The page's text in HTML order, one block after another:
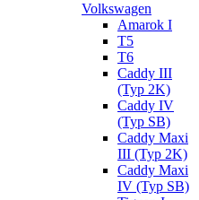
Volkswagen
Amarok I
T5
T6
Caddy III
(Typ 2K)
Caddy IV
(Typ SB)
Caddy Maxi
III (Typ 2K)
Caddy Maxi
IV (Typ SB)